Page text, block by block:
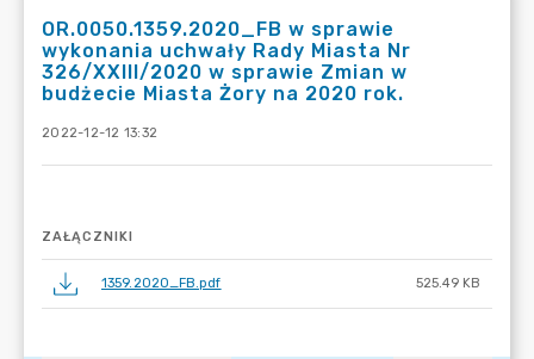
OR.0050.1359.2020_FB w sprawie
wykonania uchwały Rady Miasta Nr
326/XXIII/2020 w sprawie Zmian w
budżecie Miasta Żory na 2020 rok.
2022-12-12 13:32
ZAŁĄCZNIKI
1359.2020_FB.pdf 525.49 KB